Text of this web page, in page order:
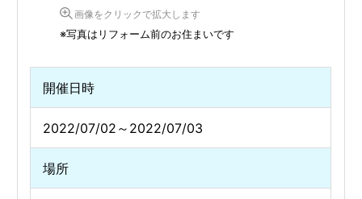
画像をクリックで拡大します
※写真はリフォーム前のお住まいです
開催日時
2022/07/02～2022/07/03
場所